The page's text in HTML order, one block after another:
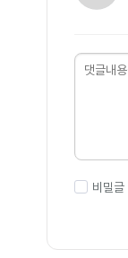
비밀글